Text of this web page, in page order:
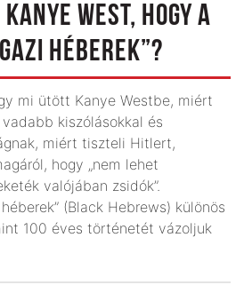
WEST, HOGY A
HÉBEREK”?
mi ütött Kanye Westbe, miért
kiszólásokkal és
miért tiszteli Hitlert,
hogy „nem lehet
valójában zsidók”.
(Black Hebrews) különös
100 éves történetét vázoljuk